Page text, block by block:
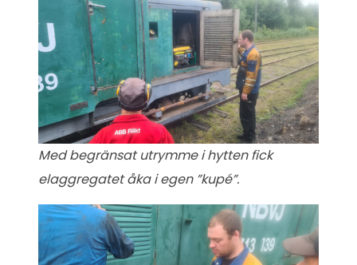
Med begränsat utrymme i hytten fick
elaggregatet åka i egen ”kupé”.